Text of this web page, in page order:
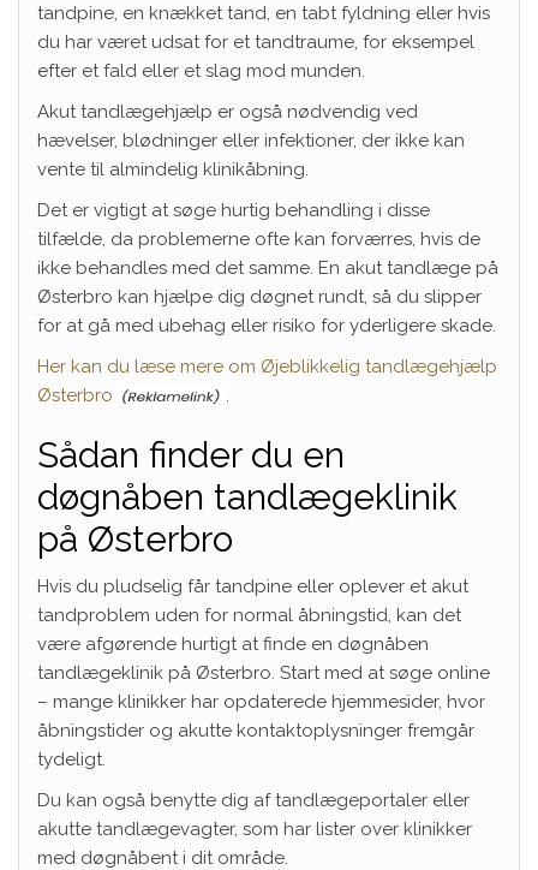
tandpine, en knækket tand, en tabt fyldning eller hvis
du har været udsat for et tandtraume, for eksempel
efter et fald eller et slag mod munden.
Akut tandlægehjælp er også nødvendig ved
hævelser, blødninger eller infektioner, der ikke kan
vente til almindelig klinikåbning.
Det er vigtigt at søge hurtig behandling i disse
tilfælde, da problemerne ofte kan forværres, hvis de
ikke behandles med det samme. En akut tandlæge på
Østerbro kan hjælpe dig døgnet rundt, så du slipper
for at gå med ubehag eller risiko for yderligere skade.
Her kan du læse mere om Øjeblikkelig tandlægehjælp
Østerbro
.
Sådan finder du en
døgnåben tandlægeklinik
på Østerbro
Hvis du pludselig får tandpine eller oplever et akut
tandproblem uden for normal åbningstid, kan det
være afgørende hurtigt at finde en døgnåben
tandlægeklinik på Østerbro. Start med at søge online
– mange klinikker har opdaterede hjemmesider, hvor
åbningstider og akutte kontaktoplysninger fremgår
tydeligt.
Du kan også benytte dig af tandlægeportaler eller
akutte tandlægevagter, som har lister over klinikker
med døgnåbent i dit område.